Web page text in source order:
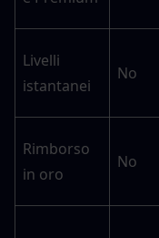
Livelli
istantanei
No
Rimborso
in oro
No